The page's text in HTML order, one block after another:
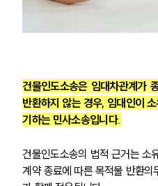
건물인도소송은 임대차관계가
반환하지 않는 경우, 임대인이
기하는 민사소송입니다.
건물인도소송의 법적 근거는 소
계약 종료에 따른 목적물 반환의